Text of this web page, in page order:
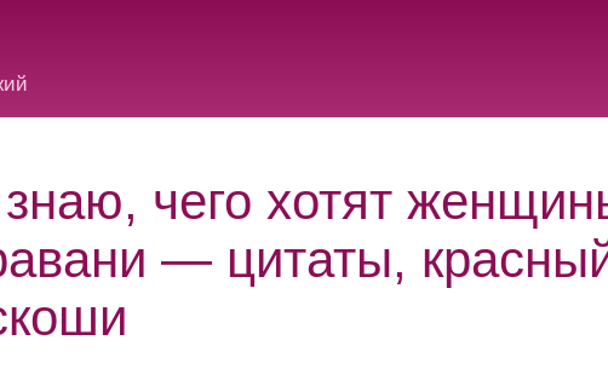
чего хотят
— цитаты,